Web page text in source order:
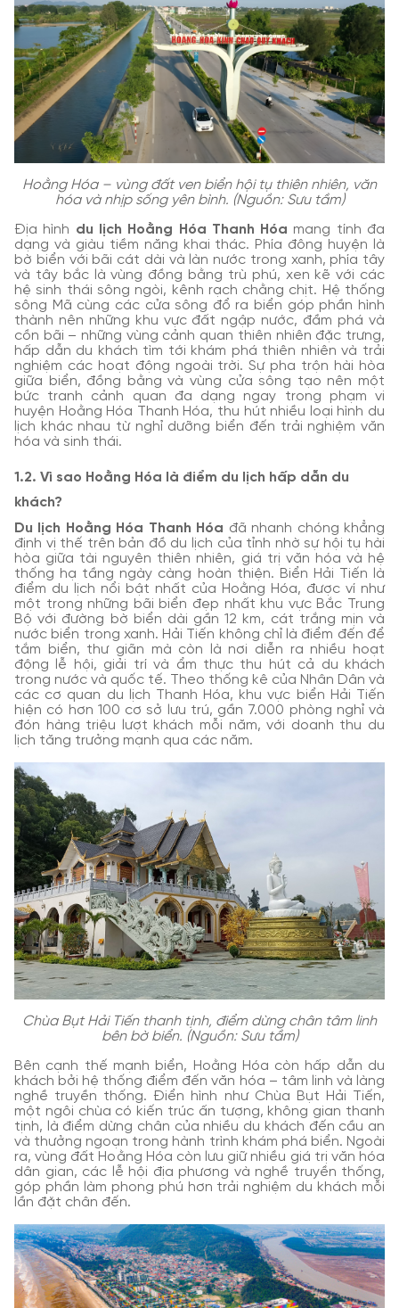
Hoằng Hóa – vùng đất ven biển hội tụ thiên nhiên, văn
hóa và nhịp sống yên bình. (Nguồn: Sưu tầm)
Địa hình du lịch Hoằng Hóa Thanh Hóa mang tính đa
dạng và giàu tiềm năng khai thác. Phía đông huyện là
bờ biển với bãi cát dài và làn nước trong xanh, phía tây
và tây bắc là vùng đồng bằng trù phú, xen kẽ với các
hệ sinh thái sông ngòi, kênh rạch chằng chịt. Hệ thống
sông Mã cùng các cửa sông đổ ra biển góp phần hình
thành nên những khu vực đất ngập nước, đầm phá và
cồn bãi – những vùng cảnh quan thiên nhiên đặc trưng,
hấp dẫn du khách tìm tới khám phá thiên nhiên và trải
nghiệm các hoạt động ngoài trời. Sự pha trộn hài hòa
giữa biển, đồng bằng và vùng cửa sông tạo nên một
bức tranh cảnh quan đa dạng ngay trong phạm vi
huyện Hoằng Hóa Thanh Hóa, thu hút nhiều loại hình du
lịch khác nhau từ nghỉ dưỡng biển đến trải nghiệm văn
hóa và sinh thái.
1.2. Vì sao Hoằng Hóa là điểm du lịch hấp dẫn du
khách?
Du lịch Hoằng Hóa Thanh Hóa đã nhanh chóng khẳng
định vị thế trên bản đồ du lịch của tỉnh nhờ sự hội tụ hài
hòa giữa tài nguyên thiên nhiên, giá trị văn hóa và hệ
thống hạ tầng ngày càng hoàn thiện. Biển Hải Tiến là
điểm du lịch nổi bật nhất của Hoằng Hóa, được ví như
một trong những bãi biển đẹp nhất khu vực Bắc Trung
Bộ với đường bờ biển dài gần 12 km, cát trắng mịn và
nước biển trong xanh. Hải Tiến không chỉ là điểm đến để
tắm biển, thư giãn mà còn là nơi diễn ra nhiều hoạt
động lễ hội, giải trí và ẩm thực thu hút cả du khách
trong nước và quốc tế. Theo thống kê của Nhân Dân và
các cơ quan du lịch Thanh Hóa, khu vực biển Hải Tiến
hiện có hơn 100 cơ sở lưu trú, gần 7.000 phòng nghỉ và
đón hàng triệu lượt khách mỗi năm, với doanh thu du
lịch tăng trưởng mạnh qua các năm.
Chùa Bụt Hải Tiến thanh tịnh, điểm dừng chân tâm linh
bên bờ biển. (Nguồn: Sưu tầm)
Bên cạnh thế mạnh biển, Hoằng Hóa còn hấp dẫn du
khách bởi hệ thống điểm đến văn hóa – tâm linh và làng
nghề truyền thống. Điển hình như Chùa Bụt Hải Tiến,
một ngôi chùa có kiến trúc ấn tượng, không gian thanh
tịnh, là điểm dừng chân của nhiều du khách đến cầu an
và thưởng ngoạn trong hành trình khám phá biển. Ngoài
ra, vùng đất Hoằng Hóa còn lưu giữ nhiều giá trị văn hóa
dân gian, các lễ hội địa phương và nghề truyền thống,
góp phần làm phong phú hơn trải nghiệm du khách mỗi
lần đặt chân đến.